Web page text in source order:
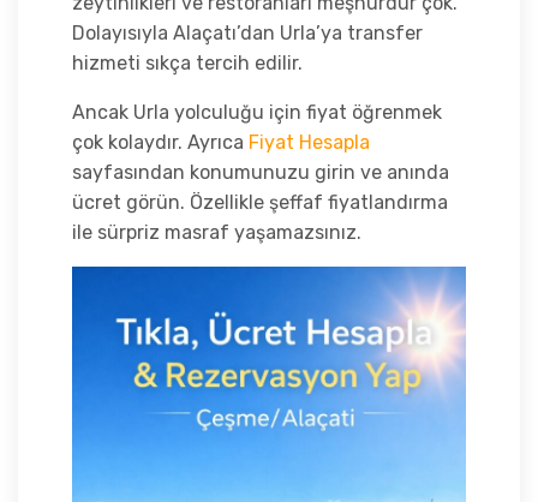
Dolayısıyla Alaçatı’dan Urla’ya transfer
hizmeti sıkça tercih edilir.
Ancak Urla yolculuğu için fiyat öğrenmek
çok kolaydır. Ayrıca Fiyat Hesapla
sayfasından konumunuzu girin ve anında
ücret görün. Özellikle şeffaf fiyatlandırma
ile sürpriz masraf yaşamazsınız.